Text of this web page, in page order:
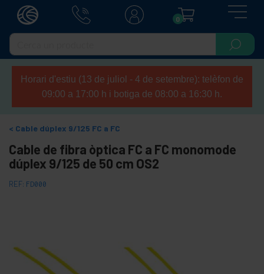
0
Horari d'estiu (13 de juliol - 4 de setembre): telèfon de
09:00 a 17:00 h i botiga de 08:00 a 16:30 h.
Cable dúplex 9/125 FC a FC
Cable de fibra òptica FC a FC monomode
dúplex 9/125 de 50 cm OS2
REF: FD000